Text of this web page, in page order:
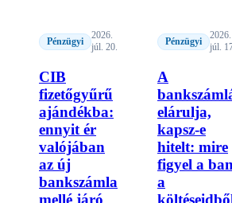
Pénzügyi
2026.
júl. 20.
CIB
fizetőgyűrű
ajándékba:
ennyit ér
valójában
az új
bankszámla
mellé járó
Pénzügyi
2026.
júl.
A
elárulja,
kapsz-e
hitelt: mire
figyel a
a